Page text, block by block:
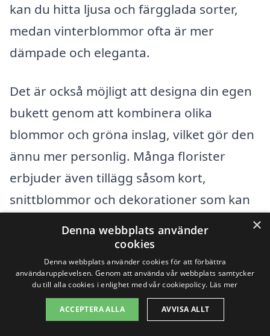
kan du hitta ljusa och färgglada sorter,
medan vinterblommor ofta är mer
dämpade och eleganta.
Det är också möjligt att designa din egen
bukett genom att kombinera olika
blommor och gröna inslag, vilket gör den
ännu mer personlig. Många florister
erbjuder även tillägg såsom kort,
snittblommor och dekorationer som kan
Här är några tips för att få ut det mesta av
din blomsterbeställning:
Välj rätt blommor för tillfället. Tänk på
×
Denna webbplats använder
cookies
Denna webbplats använder cookies för att förbättra
användarupplevelsen. Genom att använda vår webbplats samtycker
du till alla cookies i enlighet med vår cookiepolicy. Läs mer
ACCEPTERA ALLA AVVISA ALLT